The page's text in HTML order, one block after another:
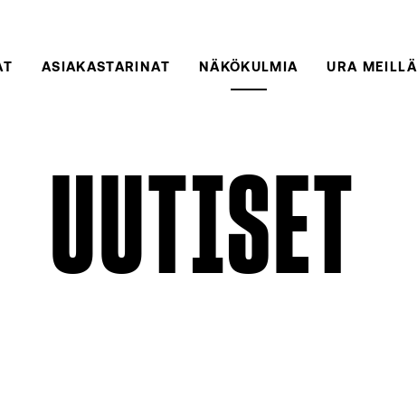
ASIAKASTARINAT NÄKÖKULMIA URA MEILLÄ
UUTISET